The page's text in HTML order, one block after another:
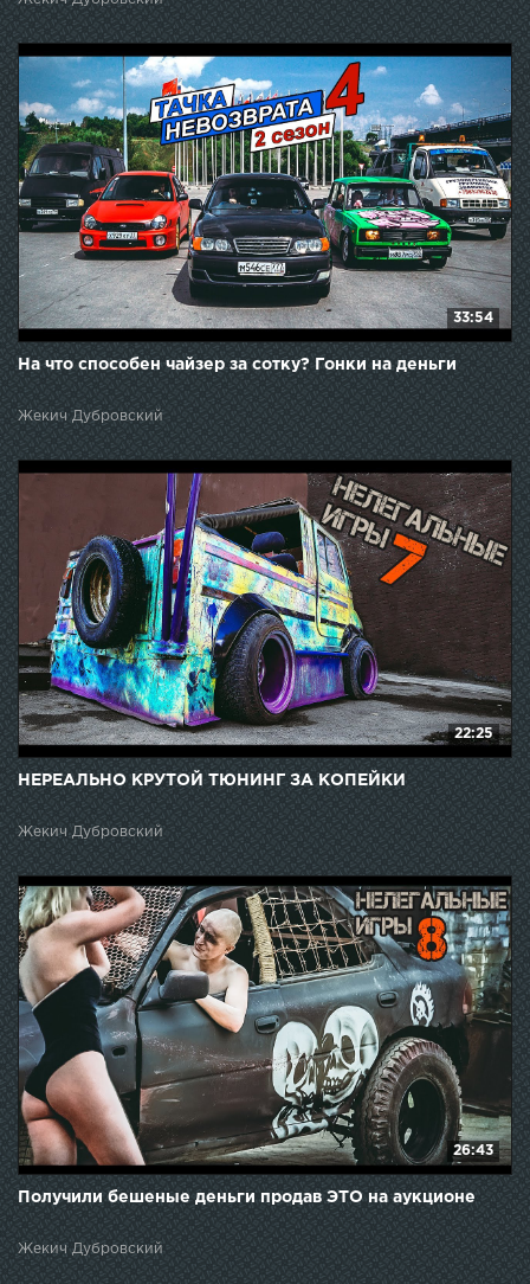
33:54
На что способен чайзер за сотку? Гонки на деньги
Жекич Дубровский
22:25
НЕРЕАЛЬНО КРУТОЙ ТЮНИНГ ЗА КОПЕЙКИ
Жекич Дубровский
26:43
Получили бешеные деньги продав ЭТО на аукционе
Жекич Дубровский